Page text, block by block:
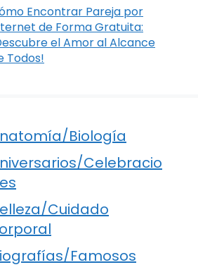
Encontrar Pareja por
de Forma Gratuita:
el Amor al Alcance
Todos!
Biología
Celebracio
Cuidado
Famosos